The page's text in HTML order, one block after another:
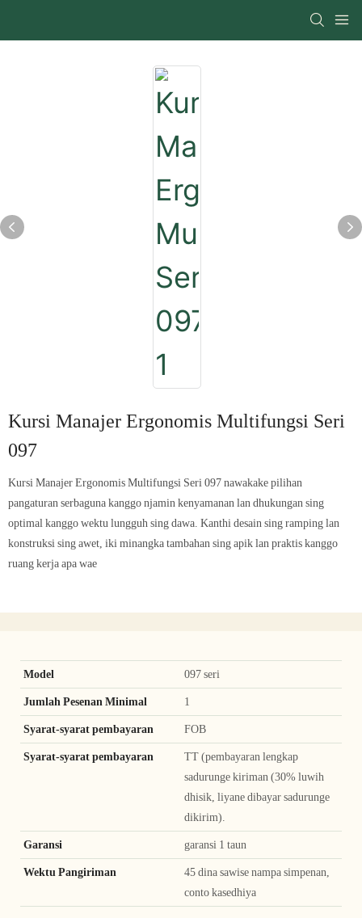
Kursi Manajer Ergonomis Multifungsi Seri
097
Kursi Manajer Ergonomis Multifungsi Seri 097 nawakake pilihan
pangaturan serbaguna kanggo njamin kenyamanan lan dhukungan sing
optimal kanggo wektu lungguh sing dawa. Kanthi desain sing ramping lan
konstruksi sing awet, iki minangka tambahan sing apik lan praktis kanggo
ruang kerja apa wae
Model 097 seri
Jumlah Pesenan Minimal 1
Syarat-syarat pembayaran FOB
Syarat-syarat pembayaran
TT (pembayaran lengkap
sadurunge kiriman (30% luwih
dhisik, liyane dibayar sadurunge
dikirim).
Garansi garansi 1 taun
Wektu Pangiriman
45 dina sawise nampa simpenan,
conto kasedhiya